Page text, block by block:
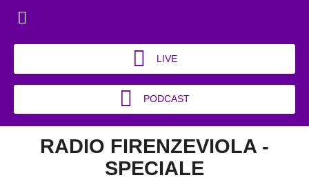
LIVE
PODCAST
RADIO FIRENZEVIOLA -
SPECIALE